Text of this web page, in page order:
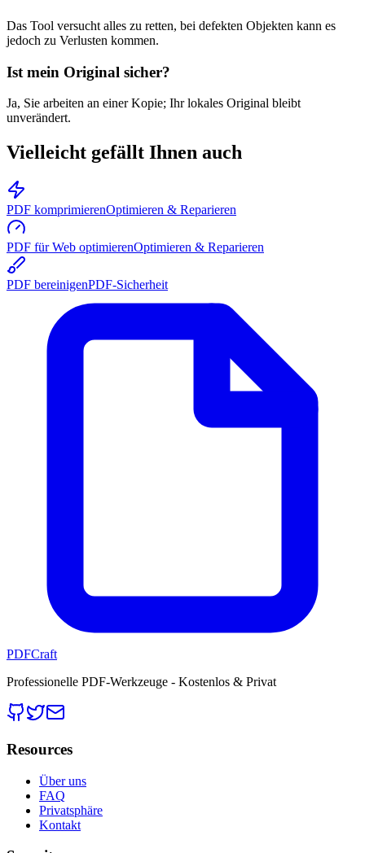
Das Tool versucht alles zu retten, bei defekten Objekten kann es
jedoch zu Verlusten kommen.
Ist mein Original sicher?
Ja, Sie arbeiten an einer Kopie; Ihr lokales Original bleibt
unverändert.
Vielleicht gefällt Ihnen auch
PDF komprimierenOptimieren & Reparieren
PDF für Web optimierenOptimieren & Reparieren
PDF bereinigenPDF-Sicherheit
PDFCraft
Professionelle PDF-Werkzeuge - Kostenlos & Privat
Resources
Über uns
FAQ
Privatsphäre
Kontakt